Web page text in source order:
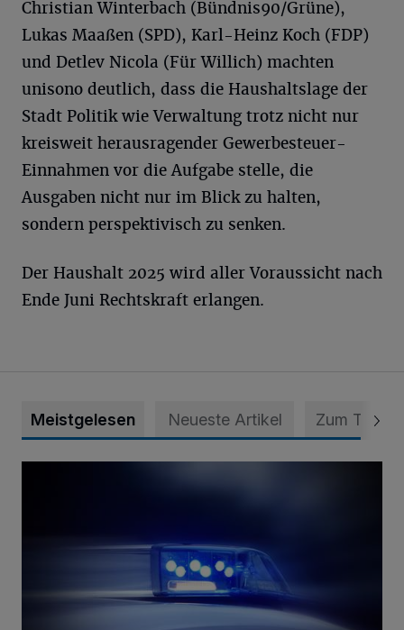
Christian Winterbach (Bündnis90/Grüne),
Lukas Maaßen (SPD), Karl-Heinz Koch (FDP)
und Detlev Nicola (Für Willich) machten
unisono deutlich, dass die Haushaltslage der
Stadt Politik wie Verwaltung trotz nicht nur
kreisweit herausragender Gewerbesteuer-
Einnahmen vor die Aufgabe stelle, die
Ausgaben nicht nur im Blick zu halten,
sondern perspektivisch zu senken.
Der Haushalt 2025 wird aller Voraussicht nach
Ende Juni Rechtskraft erlangen.
Meistgelesen Neueste Artikel Zum Thema